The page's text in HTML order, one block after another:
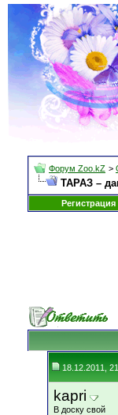
Форум Zoo.kZ >
ТАРАЗ –
Регистрация
18.12.2011,
kapri
В доску свой